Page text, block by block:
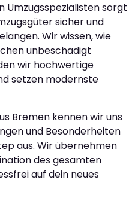
Umzugsspezialisten sorgt
sicher und
Wir wissen, wie
unbeschädigt
wir hochwertige
setzen modernste
Bremen kennen wir uns
und Besonderheiten
aus. Wir übernehmen
des gesamten
auf dein neues